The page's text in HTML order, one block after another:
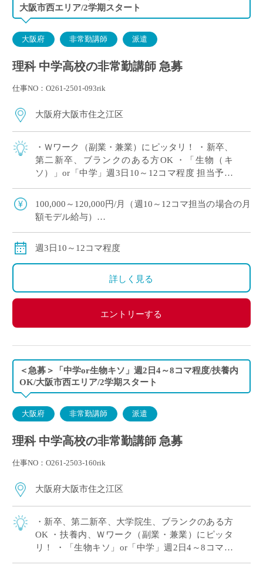
大阪市西エリア/2学期スタート
大阪府 非常勤講師 派遣
理科 中学高校の非常勤講師 急募
仕事NO：O261-2501-093rik
大阪府大阪市住之江区
・Ｗワーク（副業・兼業）にピッタリ！ ・新卒、
第二新卒、ブランクのある方OK ・「生物（キ
ソ）」or「中学」週3日10～12コマ程度 担当予定
ら、調整OK！ ※扶養内希望の相談 […]
100,000～120,000円/月（週10～12コマ担当の場合の月
額モデル給与）
※ご勤務スタート時期によって、初月の給与は日割計
週3日10～12コマ程度
詳しく見る
エントリーする
＜急募＞「中学or生物キソ」週2日4～8コマ程度/扶養内
OK/大阪市西エリア/2学期スタート
大阪府 非常勤講師 派遣
理科 中学高校の非常勤講師 急募
仕事NO：O261-2503-160rik
大阪府大阪市住之江区
・新卒、第二新卒、大学院生、ブランクのある方
OK ・扶養内、Ｗワーク（副業・兼業）にピッタ
リ！ ・「生物キソ」or「中学」週2日4～8コマ程